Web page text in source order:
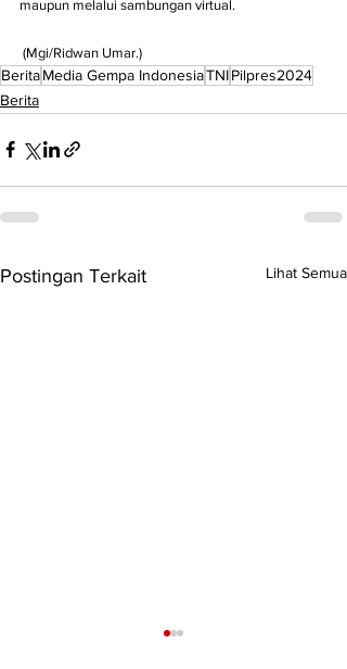
maupun melalui sambungan virtual.
(Mgi/Ridwan Umar.)
BeritaMedia Gempa IndonesiaTNIPilpres2024
Berita
Postingan Terkait Lihat Semua